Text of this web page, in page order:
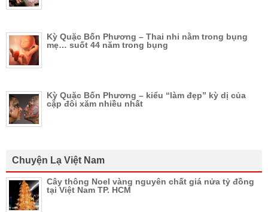
Kỳ Quặc Bốn Phương – Thai nhi nằm trong bụng
mẹ… suốt 44 năm trong bụng
Kỳ Quặc Bốn Phương – kiểu “làm đẹp” kỳ dị của
cặp đôi xăm nhiều nhất
Chuyện Lạ Việt Nam
Cây thông Noel vàng nguyên chất giá nửa tỷ đồng
tại Việt Nam TP. HCM